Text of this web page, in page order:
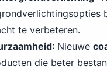
te verbeteren.
: Nieuwe
die beter